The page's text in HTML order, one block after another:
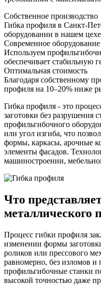
Собственное производство
Гибка профиля в Санкт-
оборудовании в нашем
Современное оборудование
Используем
обеспечивает стабильную
Оптимальная стоимость
Благодаря собственному
профиля на 10–20% ниже
Гибка профиля - это
заготовки без
профильгибочного
или угол изгиба, что
формы, каркасы, арочные
элементы фасадов.
машиностроении,
Что
металлического
Процесс гибки профиля
изменении формы
роликов или прессового
равномерно, без изломов
профильгибочные станки
высокой точностью даже